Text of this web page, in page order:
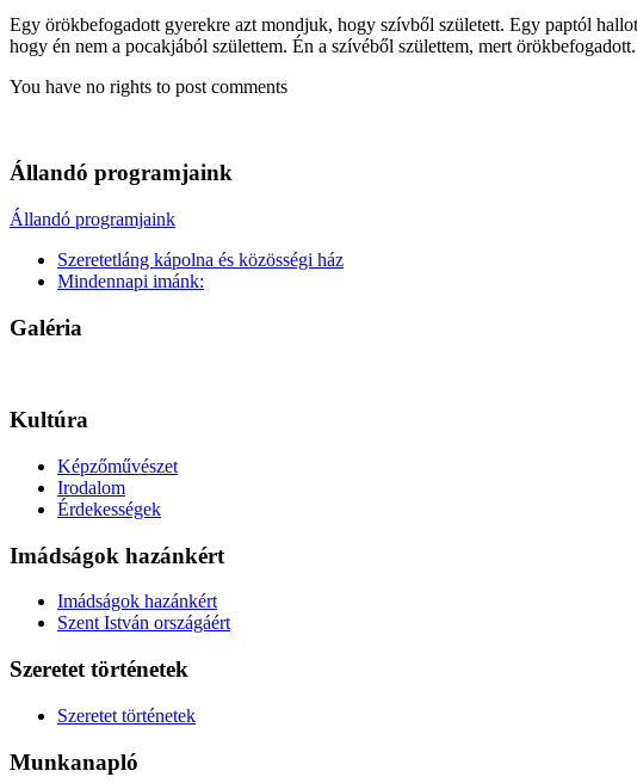
Egy örökbefogadott gyerekre azt mondjuk, hogy szívből született. Egy paptól
hogy én nem a pocakjából születtem. Én a szívéből születtem, mert
You have no rights to post comments
Állandó programjaink
Állandó programjaink
Szeretetláng kápolna és közösségi ház
Mindennapi imánk:
Galéria
Kultúra
Képzőművészet
Irodalom
Érdekességek
Imádságok hazánkért
Imádságok hazánkért
Szent István országáért
Szeretet történetek
Szeretet történetek
Munkanapló